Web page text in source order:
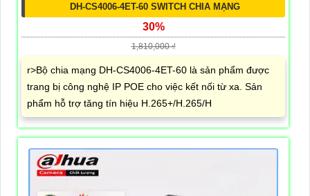
DH-CS4006-4ET-60 SWITCH CHIA MẠNG
30%
1,810,000 ₫
r>Bộ chia mạng DH-CS4006-4ET-60 là sản phẩm được
trang bị công nghệ IP POE cho việc kết nối từ xa. Sản
phẩm hỗ trợ tăng tín hiệu H.265+/H.265/H